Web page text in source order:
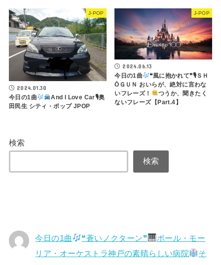
J-POP
2024.01.30
今日の1曲
And I Love Car🎙奥
田民生 シティ・ポップ JPOP
J-POP
2024.06.13
今日の1曲
❝風に抱かれて❞🎙ＳＨ
ŌＧＵＮ おいらが、絶対に言わな
いフレーズ！
つうか、聞きたく
ないフレーズ【Part.4】
検索
検索
今日の1曲 ❝蒼いノクターン❞
ポール・モー
リア・オーケストラ神戸の素晴らしい病院
そ